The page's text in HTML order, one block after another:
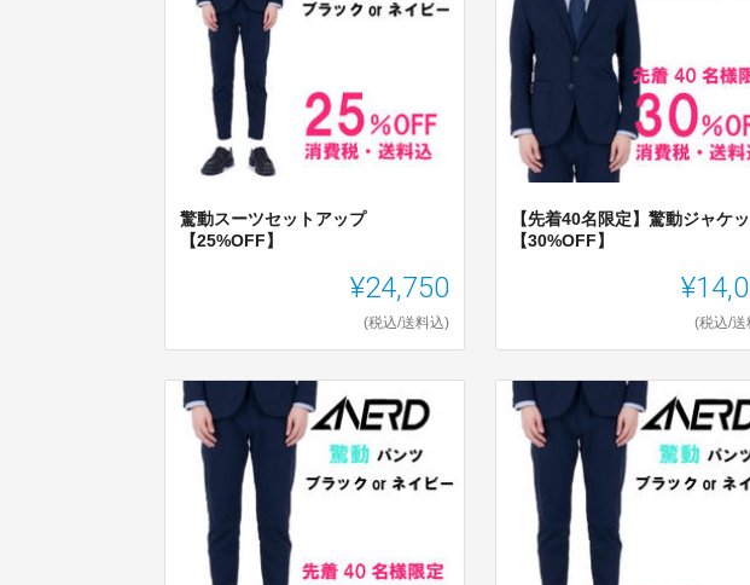
驚動スーツセットアップ
【25%OFF】
¥24,750
(税込/送料込)
【先着40名限定】驚動ジャケ
【30%OFF】
(税込/送